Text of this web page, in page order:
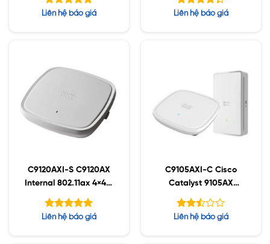
Được xếp
Liên hệ báo giá
SB;RHL
Được xếp
Liên hệ báo giá
C9120AXI-S C9120AX
Internal 802.11ax 4×4:4
MIMO;IOT;BT5;mGig;U
SB;RHL
Được xếp
Liên hệ báo giá
C9105AXI-C Cisco
Catalyst 9105AX
Series
Được
Liên hệ báo giá